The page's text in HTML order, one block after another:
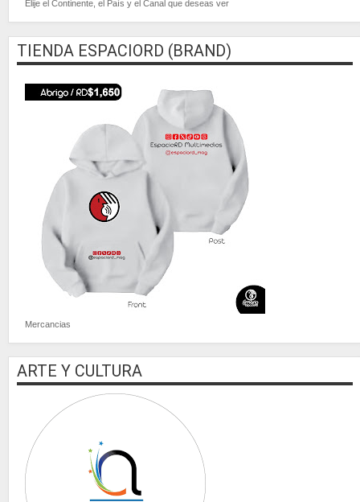
Elije el Continente, el País y el Canal que deseas ver
TIENDA ESPACIORD (BRAND)
Mercancias
ARTE Y CULTURA